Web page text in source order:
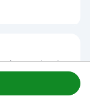
yang lengkap
multivitamin